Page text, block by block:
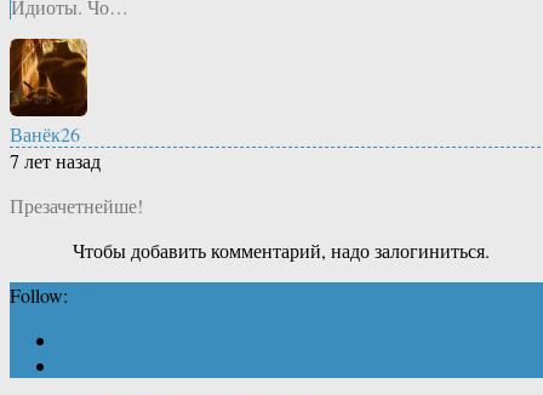
Идиоты. Чо…
Ванёк26
7 лет назад
Презачетнейше!
Чтобы добавить комментарий, надо залогиниться.
Follow: